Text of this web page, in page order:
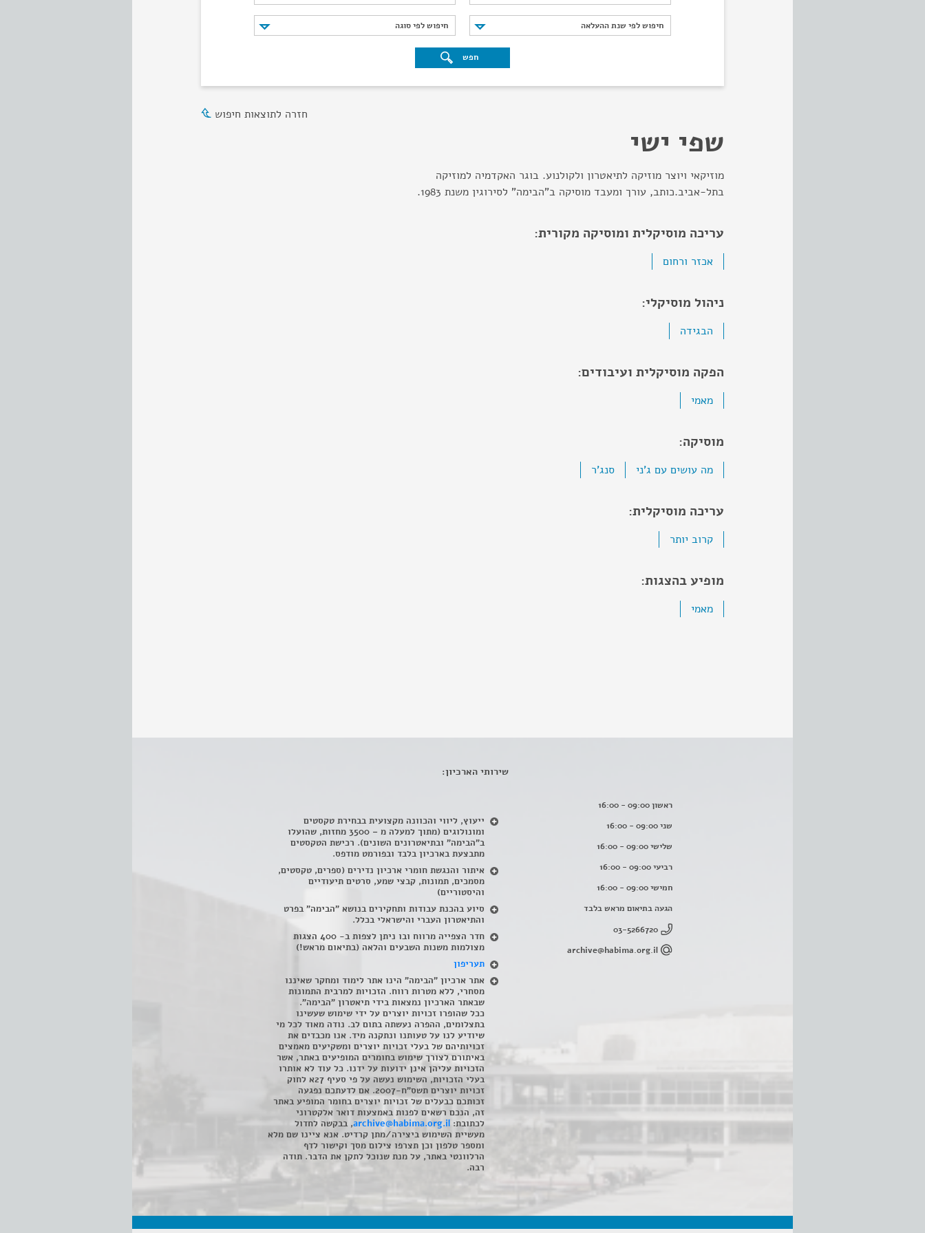
חיפוש לפי שנת ההעלאה
חיפוש לפי שנת ההעלאה חיפוש לפי סוגה
חיפוש לפי סוגה
חפש
חזרה לתוצאות חיפוש
שפי ישי
מוזיקאי ויוצר מוזיקה לתיאטרון ולקולנוע. בוגר האקדמיה למוזיקה
בתל-אביב.כותב, עורך ומעבד מוסיקה ב"הבימה" לסירוגין משנת 1983.
עריכה מוסיקלית ומוסיקה מקורית:
אכזר ורחום
ניהול מוסיקלי:
הבגידה
הפקה מוסיקלית ועיבודים:
מאמי
מוסיקה:
מה עושים עם ג'ני סנג'ר
עריכה מוסיקלית:
קרוב יותר
מופיע בהצגות:
מאמי
ראשון 09:00 - 16:00
שני 09:00 - 16:00
שלישי 09:00 - 16:00
רביעי 09:00 - 16:00
חמישי 09:00 - 16:00
הגעה בתיאום מראש בלבד
03-5266720
archive@habima.org.il
שירותי הארכיון:
ייעוץ, ליווי והכוונה מקצועית בבחירת טקסטים
ומונולוגים (מתוך למעלה מ – 3500 מחזות, שהועלו
ב"הבימה" ובתיאטרונים השונים). רכישת הטקסטים
מתבצעת בארכיון בלבד ובפורמט מודפס.
איתור והנגשת חומרי ארכיון נדירים (ספרים, טקסטים,
מסמכים, תמונות, קבצי שמע, סרטים תיעודיים
והיסטוריים)
סיוע בהכנת עבודות ותחקירים בנושא "הבימה" בפרט
והתיאטרון העברי והישראלי בכלל.
חדר הצפייה מרווח ובו ניתן לצפות ב- 400 הצגות
מצולמות משנות השבעים והלאה (בתיאום מראש!)
תעריפון
אתר ארכיון "הבימה" הינו אתר לימוד ומחקר שאיננו
מסחרי, ללא מטרות רווח. הזכויות למרבית התמונות
שבאתר הארכיון נמצאות בידי תיאטרון "הבימה".
ככל שהופרו זכויות יוצרים על ידי שימוש שעשינו
בתצלומים, ההפרה נעשתה בתום לב. נודה מאוד לכל מי
שיודיע לנו על טעותנו ונתקנה מיד. אנו מכבדים את
זכויותיהם של בעלי זכויות יוצרים ומשקיעים מאמצים
באיתורם לצורך שימוש בחומרים המופיעים באתר, אשר
הזכויות עליהן אינן ידועות על ידנו. כל עוד לא אותרו
בעלי הזכויות, השימוש נעשה על פי סעיף 27א לחוק
זכויות יוצרים תשס"ח-2007. אם לדעתכם נפגעה
זכותכם כבעלים של זכויות יוצרים בחומר המופיע באתר
זה, הנכם רשאים לפנות באמצעות דואר אלקטרוני
לכתובת: archive@habima.org.il, בבקשה לחדול
מעשיית השימוש ביצירה/מתן קרדיט. אנא ציינו שם מלא
ומספר טלפון וכן תצרפו צילום מסך וקישור לדף
הרלוונטי באתר, על מנת שנוכל לתקן את הדבר. תודה
רבה.